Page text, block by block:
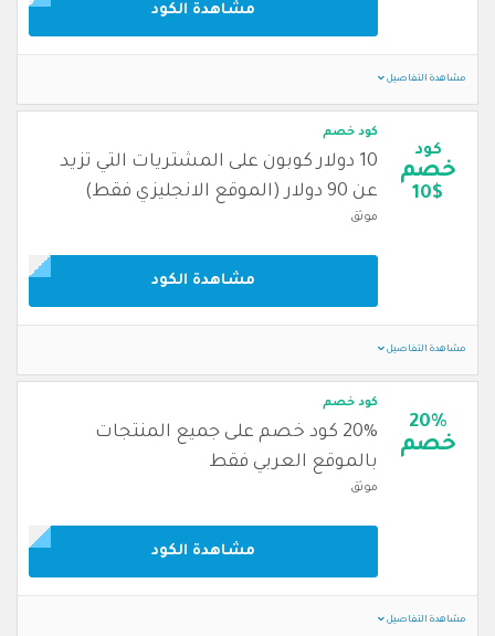
مشاهدة الكود
مشاهدة التفاصيل
كود
خصم
10$
كود خصم
10 دولار كوبون على المشتريات التي تزيد
عن 90 دولار (الموقع الانجليزي فقط)
موثق
مشاهدة الكود
مشاهدة التفاصيل
20%
خصم
كود خصم
20% كود خصم على جميع المنتجات
بالموقع العربي فقط
موثق
مشاهدة الكود
مشاهدة التفاصيل